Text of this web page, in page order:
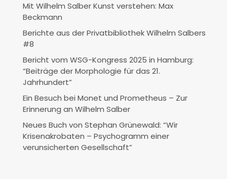
Mit Wilhelm Salber Kunst verstehen: Max
Beckmann
Berichte aus der Privatbibliothek Wilhelm Salbers
#8
Bericht vom WSG-Kongress 2025 in Hamburg:
“Beiträge der Morphologie für das 21.
Jahrhundert”
Ein Besuch bei Monet und Prometheus – Zur
Erinnerung an Wilhelm Salber
Neues Buch von Stephan Grünewald: “Wir
Krisenakrobaten – Psychogramm einer
verunsicherten Gesellschaft”